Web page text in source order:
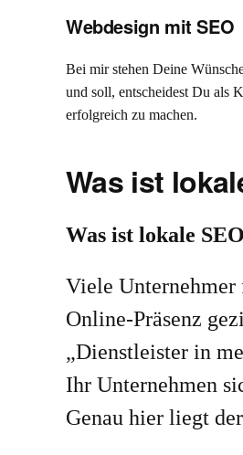
Webdesign mit SEO
Bei mir stehen Deine
und soll, entscheidest Du als
erfolgreich zu machen.
Was ist
Was ist lokale
Viele Unternehmer
Online-Präsenz
„Dienstleister in
Ihr Unternehmen
Genau hier liegt